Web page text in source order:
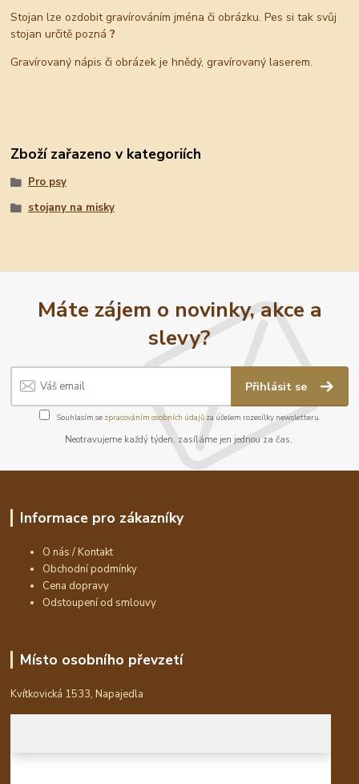
Stojan lze ozdobit gravírováním jména či obrázku. Pes si tak svůj
stojan určitě pozná?
Gravírovaný nápis či obrázek je hnědý, gravírovaný laserem.
Zboží zařazeno v kategoriích
Pro psy
stojany na misky
Máte zájem o novinky, akce a
slevy?
Přihlásit se
Souhlasím se zpracováním osobních údajůza účelem rozesílky newsletteru.
Neotravujeme každý týden, zasíláme jen jednou za čas.
Informace pro zákazníky
O nás / Kontakt
Obchodní podmínky
Cena dopravy
Odstoupení od smlouvy
Místo osobního převzetí
Kvítkovická 1533, Napajedla